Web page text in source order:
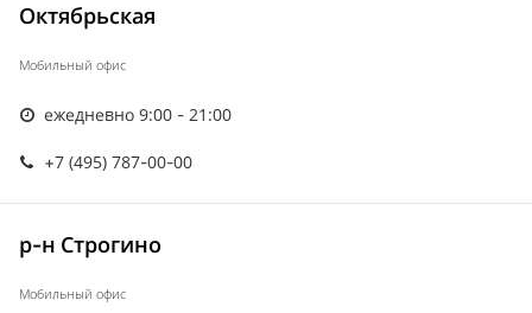
Октябрьская
Мобильный офис
ежедневно 9:00 - 21:00
+7 (495) 787-00-00
р-н Строгино
Мобильный офис